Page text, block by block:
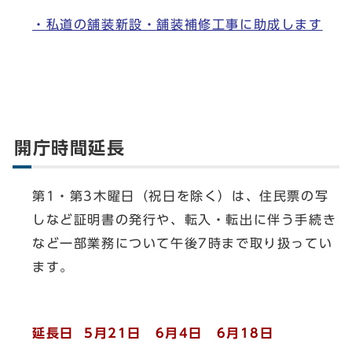
・私道の舗装新設・舗装補修工事に助成します
開庁時間延長
第1・第3木曜日（祝日を除く）は、住民票の写
しなど証明書の発行や、転入・転出に伴う手続き
など一部業務について午後7時まで取り扱ってい
ます。
延長日 5月21日 6月4日 6月18日